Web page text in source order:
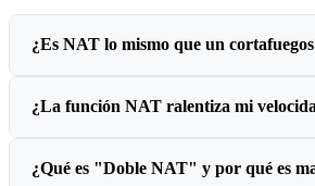
¿Es NAT lo mismo que un
¿La función NAT ralentiza mi
¿Qué es "Doble NAT" y por qué es